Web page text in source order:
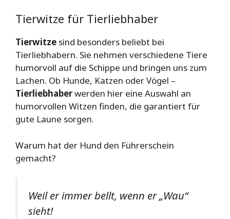
Tierwitze für Tierliebhaber
Tierwitze sind besonders beliebt bei
Tierliebhabern. Sie nehmen verschiedene Tiere
humorvoll auf die Schippe und bringen uns zum
Lachen. Ob Hunde, Katzen oder Vögel –
Tierliebhaberwerden hier eine Auswahl an
humorvollen Witzen finden, die garantiert für
gute Laune sorgen.
Warum hat der Hund den Führerschein
gemacht?
Weil er immer bellt, wenn er „Wau“
sieht!